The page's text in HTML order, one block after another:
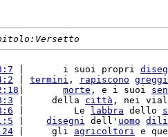
|       i suoi propri
termini , rapiscono greggi
morte , e i suoi
|     della città , nei
|         Le labbra dello
disegni dell' uomo
|     gli agricoltori e